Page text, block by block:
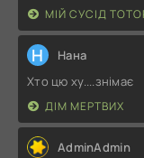
МІЙ СУСІД
Н Нана
Хто цю ху....знімає
ДІМ МЕРТВИХ
AdminAdmin